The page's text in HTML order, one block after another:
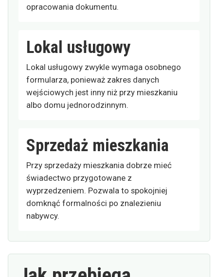
opracowania dokumentu.
Lokal usługowy
Lokal usługowy zwykle wymaga osobnego
formularza, ponieważ zakres danych
wejściowych jest inny niż przy mieszkaniu
albo domu jednorodzinnym.
Sprzedaż mieszkania
Przy sprzedaży mieszkania dobrze mieć
świadectwo przygotowane z
wyprzedzeniem. Pozwala to spokojniej
domknąć formalności po znalezieniu
nabywcy.